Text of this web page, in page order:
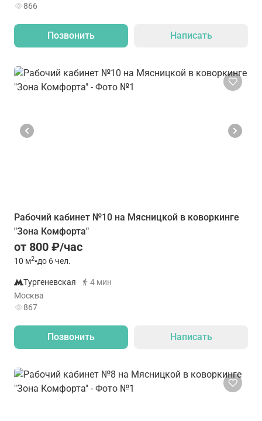
866
Позвонить Написать
Рабочий кабинет №10 на Мясницкой в коворкинге
"Зона Комфорта"
от 800 ₽/час
10 м2•до 6 чел.
Тургеневская
4 мин
Москва
867
Позвонить Написать